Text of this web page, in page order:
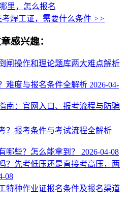
里，怎么报名
焊工证，需要什么条件 >>
感兴趣：
闸操作和理论题库两大难点解析
难度与报名条件全解析 2026-04-
南：官网入口、报考流程与防骗
？报考条件与考试流程全解析
哪些？怎么能拿到？ 2026-04-08
？先考低压还是直接考高压，两
08
特种作业证报名条件及报名渠道